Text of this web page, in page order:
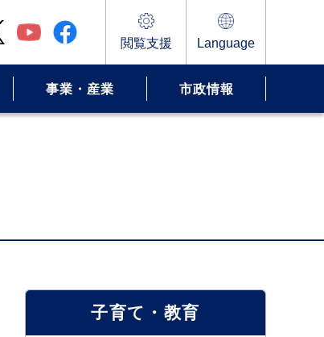
閲覧支援 Language
事業・産業 市政情報
子育て・教育